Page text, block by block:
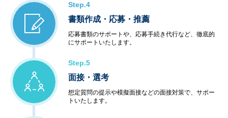
Step.4
書類作成・応募・推薦
応募書類のサポートや、応募手続き代行など、徹底的
にサポートいたします。
Step.5
面接・選考
想定質問の提示や模擬面接などの面接対策で、サポー
トいたします。